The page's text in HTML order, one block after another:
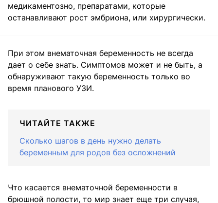
медикаментозно, препаратами, которые
останавливают рост эмбриона, или хирургически.
При этом внематочная беременность не всегда
дает о себе знать. Симптомов может и не быть, а
обнаруживают такую беременность только во
время планового УЗИ.
ЧИТАЙТЕ ТАКЖЕ
Сколько шагов в день нужно делать
беременным для родов без осложнений
Что касается внематочной беременности в
брюшной полости, то мир знает еще три случая,